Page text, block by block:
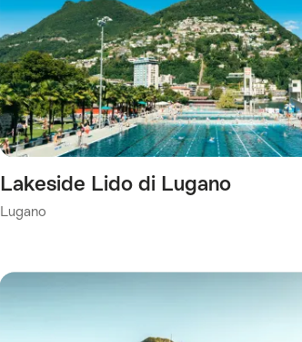
Lakeside Lido di Lugano
Lugano